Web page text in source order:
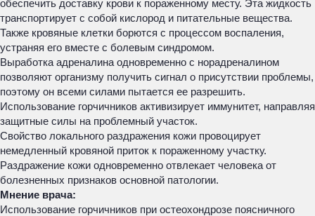
обеспечить доставку крови к пораженному месту. Эта жидкость
транспортирует с собой кислород и питательные вещества.
Также кровяные клетки борются с процессом воспаления,
устраняя его вместе с болевым синдромом.
Выработка адреналина одновременно с норадреналином
позволяют организму получить сигнал о присутствии проблемы,
поэтому он всеми силами пытается ее разрешить.
Использование горчичников активизирует иммунитет, направляя
защитные силы на проблемный участок.
Свойство локального раздражения кожи провоцирует
немедленный кровяной приток к пораженному участку.
Раздражение кожи одновременно отвлекает человека от
болезненных признаков основной патологии.
Мнение врача:
Использование горчичников при остеохондрозе поясничного